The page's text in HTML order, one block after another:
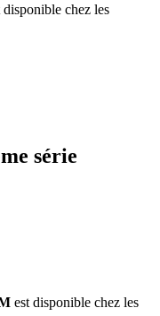
disponible chez les
série
est disponible chez les